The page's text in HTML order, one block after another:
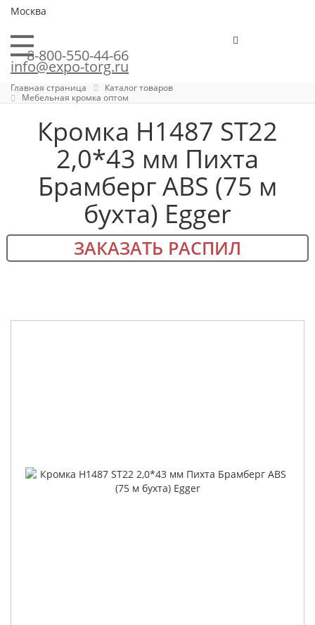
Москва
8-800-550-44-66
info@expo-torg.ru
Главная страница
Каталог товаров
Мебельная кромка оптом
Кромка H1487 ST22
2,0*43 мм Пихта
Брамберг ABS (75 м
бухта) Egger
ЗАКАЗАТЬ РАСПИЛ